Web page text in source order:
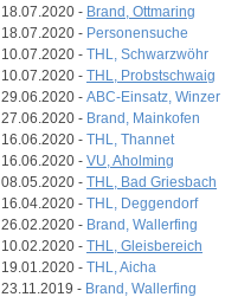
18.07.2020 - Brand, Ottmaring
18.07.2020 - Personensuche
10.07.2020 - THL, Schwarzwöhr
10.07.2020 - THL, Probstschwaig
29.06.2020 - ABC-Einsatz, Winzer
27.06.2020 - Brand, Mainkofen
16.06.2020 - THL, Thannet
16.06.2020 - VU, Aholming
08.05.2020 - THL, Bad Griesbach
16.04.2020 - THL, Deggendorf
26.02.2020 - Brand, Wallerfing
10.02.2020 - THL, Gleisbereich
19.01.2020 - THL, Aicha
23.11.2019 - Brand, Wallerfing